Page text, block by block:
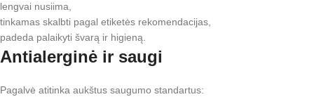
lengvai nusiima,
tinkamas skalbti pagal etiketės rekomendacijas,
padeda palaikyti švarą ir higieną.
Antialerginė ir saugi
Pagalvė atitinka aukštus saugumo standartus: